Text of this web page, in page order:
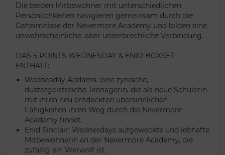
Die beiden Mitbewohner mit unterschiedlichen
Persönlichkeiten navigieren gemeinsam durch die
Geheimnisse der Nevermore Academy und bilden eine
unwahrscheinliche, aber unzerbrechliche Verbindung.
DAS 5 POINTS WEDNESDAY & ENID BOXSET
ENTHÄLT:
Wednesday Addams: eine zynische,
düstergeistreiche Teenagerin, die als neue Schülerin
mit ihren neu entdeckten übersinnlichen
Fähigkeiten ihren Weg durch die Nevermore
Academy findet.
Enid Sinclair: Wednesdays aufgeweckte und lebhafte
Mitbewohnerin an der Nevermore Academy, die
zufällig ein Werwolf ist.